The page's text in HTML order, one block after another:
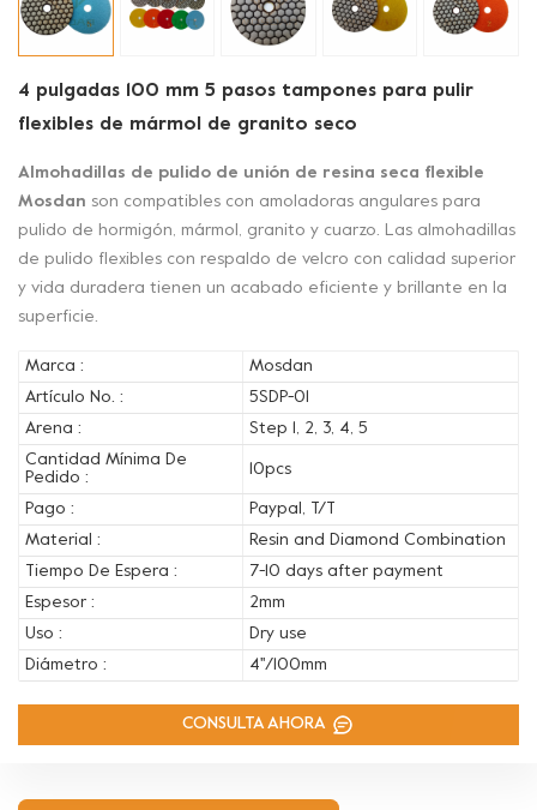
4 pulgadas 100 mm 5 pasos tampones para pulir
flexibles de mármol de granito seco
Almohadillas de pulido de unión de resina seca flexible
Mosdan son compatibles con amoladoras angulares para
pulido de hormigón, mármol, granito y cuarzo. Las almohadillas
de pulido flexibles con respaldo de velcro con calidad superior
y vida duradera tienen un acabado eficiente y brillante en la
superficie.
Marca :
Mosdan
Artículo No. :
5SDP-01
Arena :
Step 1, 2, 3, 4, 5
Cantidad Mínima De
Pedido :
10pcs
Pago :
Paypal, T/T
Material :
Resin and Diamond Combination
Tiempo De Espera :
7-10 days after payment
Espesor :
2mm
Uso :
Dry use
Diámetro :
4''/100mm
CONSULTA AHORA